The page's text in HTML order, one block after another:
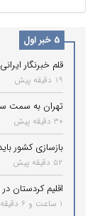
5 خبر اول
قلم خبرنگار
19 دقیقه پیش
تهران به سمت
30 دقیقه پیش
بازسازی کشور
52 دقیقه پیش
اقلیم کردستان
1 ساعت و 6 دقیقه پیش